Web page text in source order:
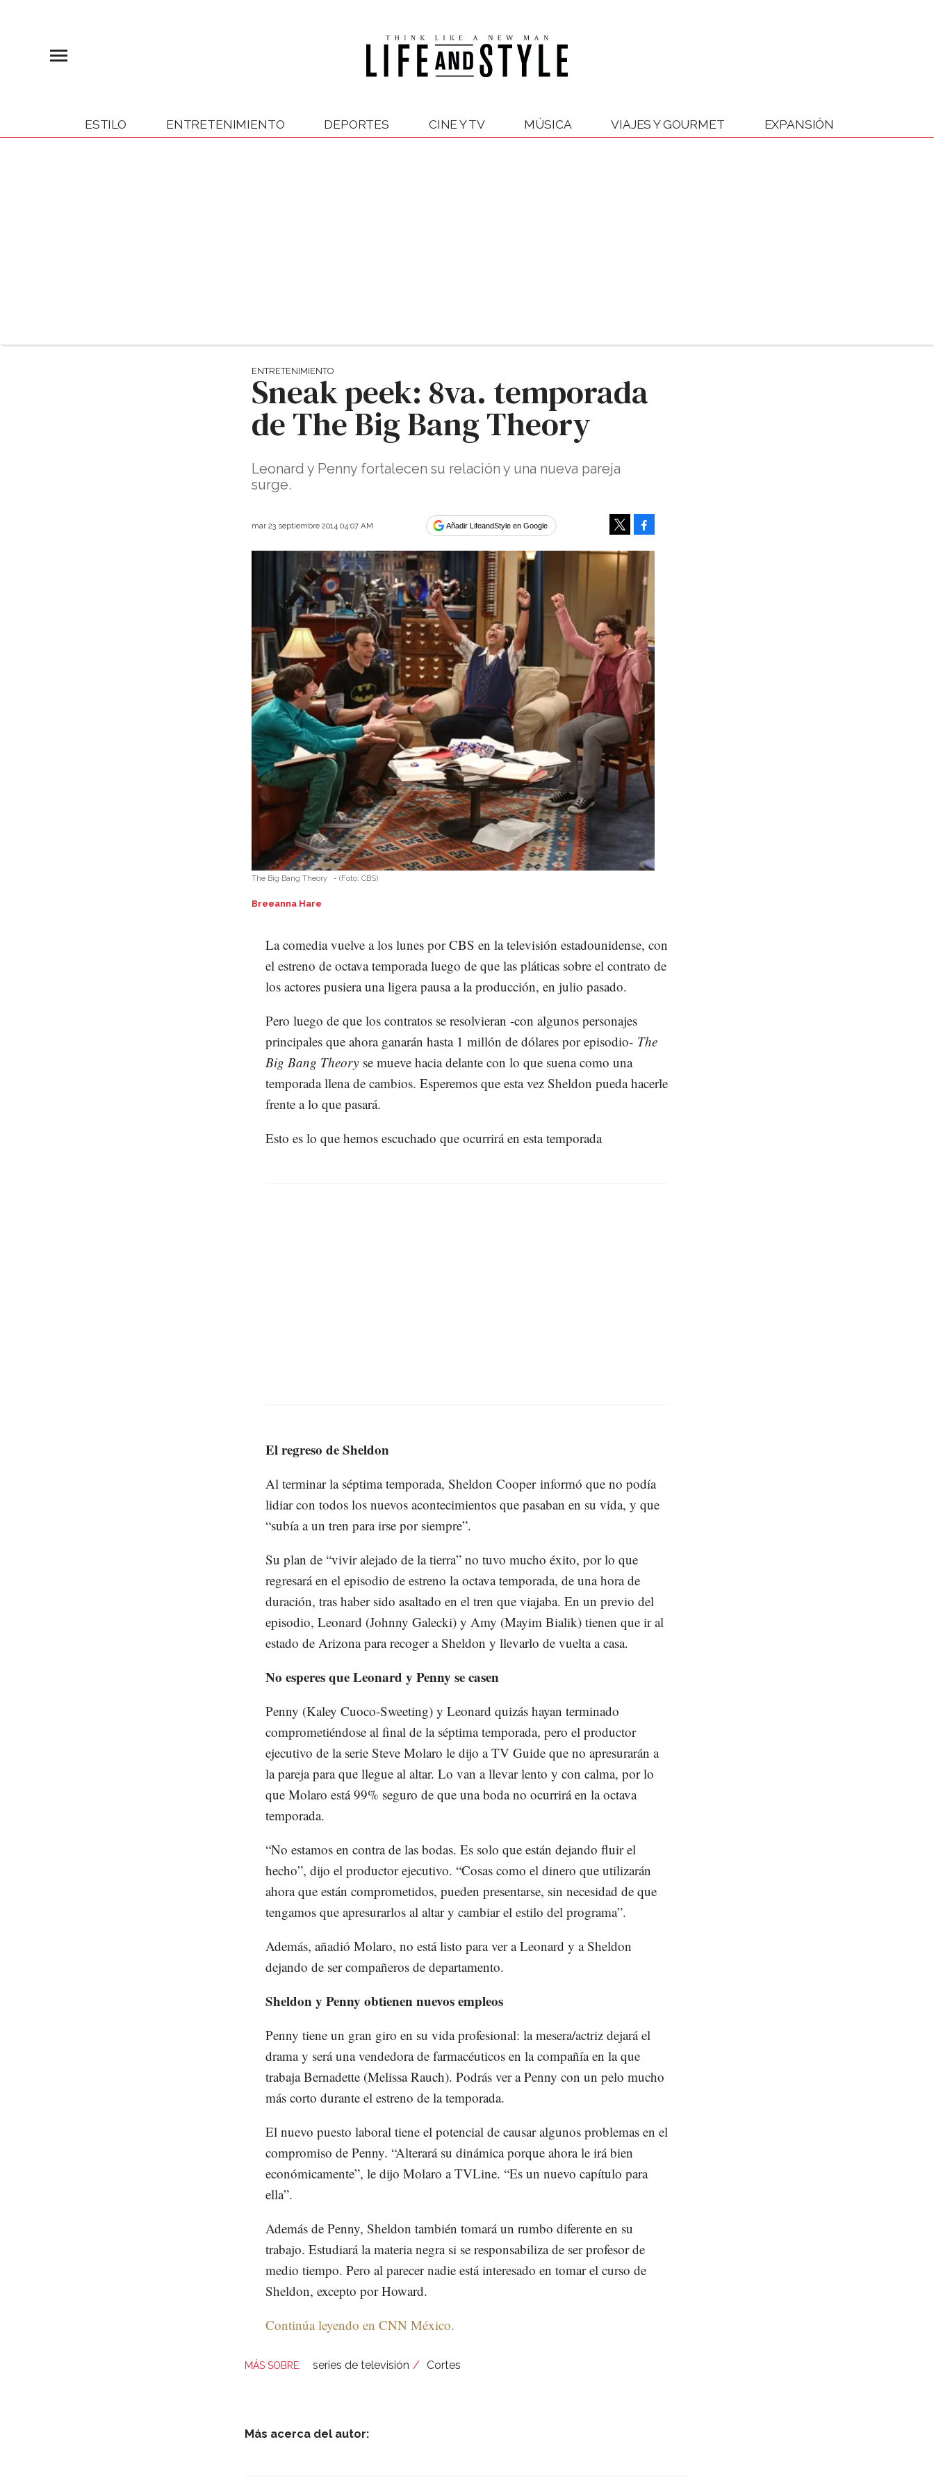
ESTILO ENTRETENIMIENTO DEPORTES CINE Y TV MÚSICA VIAJES Y GOURMET EXPANSIÓN
ENTRETENIMIENTO
Sneak peek: 8va. temporada
de The Big Bang Theory
Leonard y Penny fortalecen su relación y una nueva pareja
surge.
mar 23 septiembre 2014 04:07 AM Añadir LifeandStyle en Google
The Big Bang Theory - (Foto: CBS)
Breeanna Hare
La comedia vuelve a los lunes por CBS en la televisión estadounidense, con
el estreno de octava temporada luego de que las pláticas sobre el contrato de
los actores pusiera una ligera pausa a la producción, en julio pasado.
Pero luego de que los contratos se resolvieran -con algunos personajes
principales que ahora ganarán hasta 1 millón de dólares por episodio- The
Big Bang Theory se mueve hacia delante con lo que suena como una
temporada llena de cambios. Esperemos que esta vez Sheldon pueda hacerle
frente a lo que pasará.
Esto es lo que hemos escuchado que ocurrirá en esta temporada
El regreso de Sheldon
Al terminar la séptima temporada, Sheldon Cooper informó que no podía
lidiar con todos los nuevos acontecimientos que pasaban en su vida, y que
“subía a un tren para irse por siempre”.
Su plan de “vivir alejado de la tierra” no tuvo mucho éxito, por lo que
regresará en el episodio de estreno la octava temporada, de una hora de
duración, tras haber sido asaltado en el tren que viajaba. En un previo del
episodio, Leonard (Johnny Galecki) y Amy (Mayim Bialik) tienen que ir al
estado de Arizona para recoger a Sheldon y llevarlo de vuelta a casa.
No esperes que Leonard y Penny se casen
Penny (Kaley Cuoco-Sweeting) y Leonard quizás hayan terminado
comprometiéndose al final de la séptima temporada, pero el productor
ejecutivo de la serie Steve Molaro le dijo a TV Guide que no apresurarán a
la pareja para que llegue al altar. Lo van a llevar lento y con calma, por lo
que Molaro está 99% seguro de que una boda no ocurrirá en la octava
temporada.
“No estamos en contra de las bodas. Es solo que están dejando fluir el
hecho”, dijo el productor ejecutivo. “Cosas como el dinero que utilizarán
ahora que están comprometidos, pueden presentarse, sin necesidad de que
tengamos que apresurarlos al altar y cambiar el estilo del programa”.
Además, añadió Molaro, no está listo para ver a Leonard y a Sheldon
dejando de ser compañeros de departamento.
Sheldon y Penny obtienen nuevos empleos
Penny tiene un gran giro en su vida profesional: la mesera/actriz dejará el
drama y será una vendedora de farmacéuticos en la compañía en la que
trabaja Bernadette (Melissa Rauch). Podrás ver a Penny con un pelo mucho
más corto durante el estreno de la temporada.
El nuevo puesto laboral tiene el potencial de causar algunos problemas en el
compromiso de Penny. “Alterará su dinámica porque ahora le irá bien
económicamente”, le dijo Molaro a TVLine. “Es un nuevo capítulo para
ella”.
Además de Penny, Sheldon también tomará un rumbo diferente en su
trabajo. Estudiará la materia negra si se responsabiliza de ser profesor de
medio tiempo. Pero al parecer nadie está interesado en tomar el curso de
Sheldon, excepto por Howard.
Continúa leyendo en CNN México.
series de televisión Cortes
Más acerca del autor: